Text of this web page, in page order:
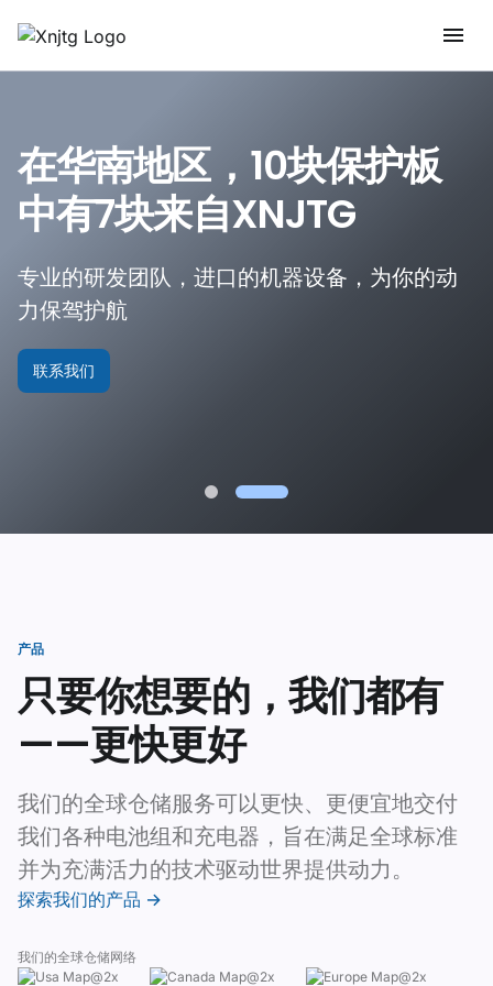
在华南地区，10块保护板
中有7块来自XNJTG
专业的研发团队，进口的机器设备，为你的动
力保驾护航
联系我们
产品
只要你想要的，我们都有
——更快更好
我们的全球仓储服务可以更快、更便宜地交付
我们各种电池组和充电器，旨在满足全球标准
并为充满活力的技术驱动世界提供动力。
探索我们的产品 →
我们的全球仓储网络